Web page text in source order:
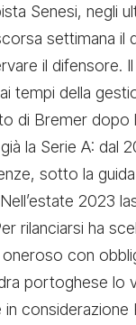
Senesi, negli
settimana il
il difensore.
tempi della
di Bremer dopo
la Serie A: dal
sotto la
2023
rilanciarsi ha
con
portoghese lo